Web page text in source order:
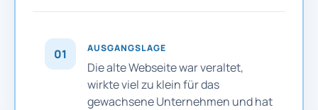
01 AUSGANGSLAGE
Die alte Webseite war veraltet,
wirkte viel zu klein für das
gewachsene Unternehmen und hat